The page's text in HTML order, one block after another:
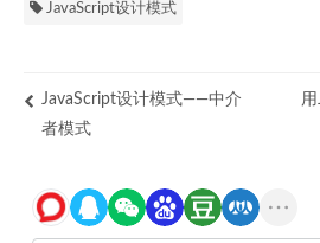
JavaScript设计模式
JavaScript设计模式——中介
者模式